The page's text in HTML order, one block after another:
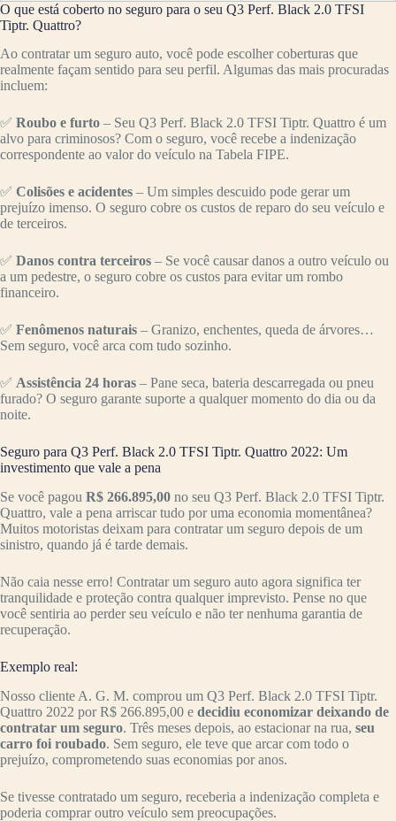
O que está coberto no seguro para o seu Q3 Perf. Black 2.0 TFSI
Tiptr. Quattro?
Ao contratar um seguro auto, você pode escolher coberturas que
realmente façam sentido para seu perfil. Algumas das mais procuradas
incluem:
✅ Roubo e furto – Seu Q3 Perf. Black 2.0 TFSI Tiptr. Quattro é um
alvo para criminosos? Com o seguro, você recebe a indenização
correspondente ao valor do veículo na Tabela FIPE.
✅ Colisões e acidentes – Um simples descuido pode gerar um
prejuízo imenso. O seguro cobre os custos de reparo do seu veículo e
de terceiros.
✅ Danos contra terceiros – Se você causar danos a outro veículo ou
a um pedestre, o seguro cobre os custos para evitar um rombo
financeiro.
✅ Fenômenos naturais – Granizo, enchentes, queda de árvores…
Sem seguro, você arca com tudo sozinho.
✅ Assistência 24 horas – Pane seca, bateria descarregada ou pneu
furado? O seguro garante suporte a qualquer momento do dia ou da
noite.
Seguro para Q3 Perf. Black 2.0 TFSI Tiptr. Quattro 2022: Um
investimento que vale a pena
Se você pagou R$ 266.895,00 no seu Q3 Perf. Black 2.0 TFSI Tiptr.
Quattro, vale a pena arriscar tudo por uma economia momentânea?
Muitos motoristas deixam para contratar um seguro depois de um
sinistro, quando já é tarde demais.
Não caia nesse erro! Contratar um seguro auto agora significa ter
tranquilidade e proteção contra qualquer imprevisto. Pense no que
você sentiria ao perder seu veículo e não ter nenhuma garantia de
recuperação.
Exemplo real:
Nosso cliente A. G. M. comprou um Q3 Perf. Black 2.0 TFSI Tiptr.
Quattro 2022 por R$ 266.895,00 e decidiu economizar deixando de
contratar um seguro. Três meses depois, ao estacionar na rua, seu
carro foi roubado. Sem seguro, ele teve que arcar com todo o
prejuízo, comprometendo suas economias por anos.
Se tivesse contratado um seguro, receberia a indenização completa e
poderia comprar outro veículo sem preocupações.